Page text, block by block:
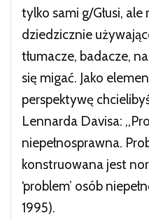
tylko sami g/Głusi,
dziedzicznie
tłumacze, badacze,
się migać. Jako
perspektywę
Lennarda Davisa:
niepełnosprawna.
konstruowana jest
‘problem’ osób
1995).